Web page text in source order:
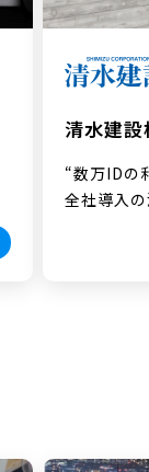
清水建
“数万IDの
全社導入